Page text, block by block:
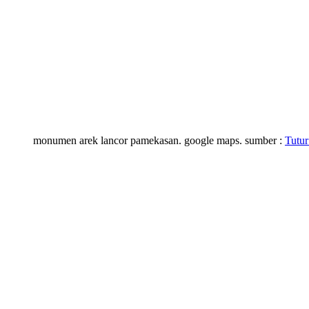
monumen arek lancor pamekasan. google maps. sumber :